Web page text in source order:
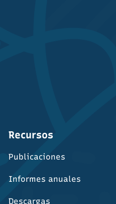
Recursos
Publicaciones
Informes anuales
Descargas